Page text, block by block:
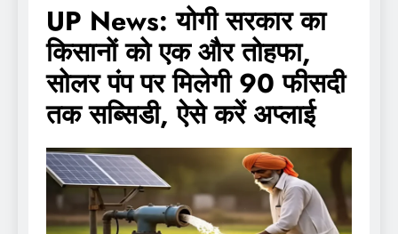
UP News: योगी सरकार का
किसानों को एक और तोहफा,
सोलर पंप पर मिलेगी 90 फीसदी
तक सब्सिडी, ऐसे करें अप्लाई